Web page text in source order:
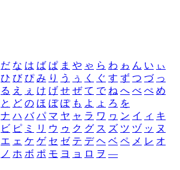
だ な は ば ぱ ま や ゃ ら わ ゎ ん い ぃ
ひ び ぴ み り う ぅ く ぐ す ず つ づ っ
る え ぇ け げ せ ぜ て で ね へ べ ぺ め
と ど の ほ ぼ ぽ も よ ょ ろ を
ナ ハ バ パ マ ヤ ャ ラ ワ ヮ ン イ ィ キ
ビ ピ ミ リ ウ ゥ ク グ ス ズ ツ ヅ ッ ヌ
エ ェ ケ ゲ セ ゼ テ デ ヘ ベ ペ メ レ オ
ノ ホ ボ ポ モ ヨ ョ ロ ヲ ―